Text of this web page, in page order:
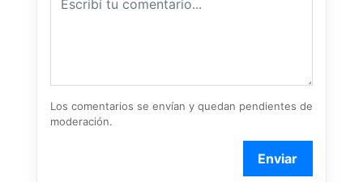
Los comentarios se envían y quedan pendientes de
moderación.
Enviar